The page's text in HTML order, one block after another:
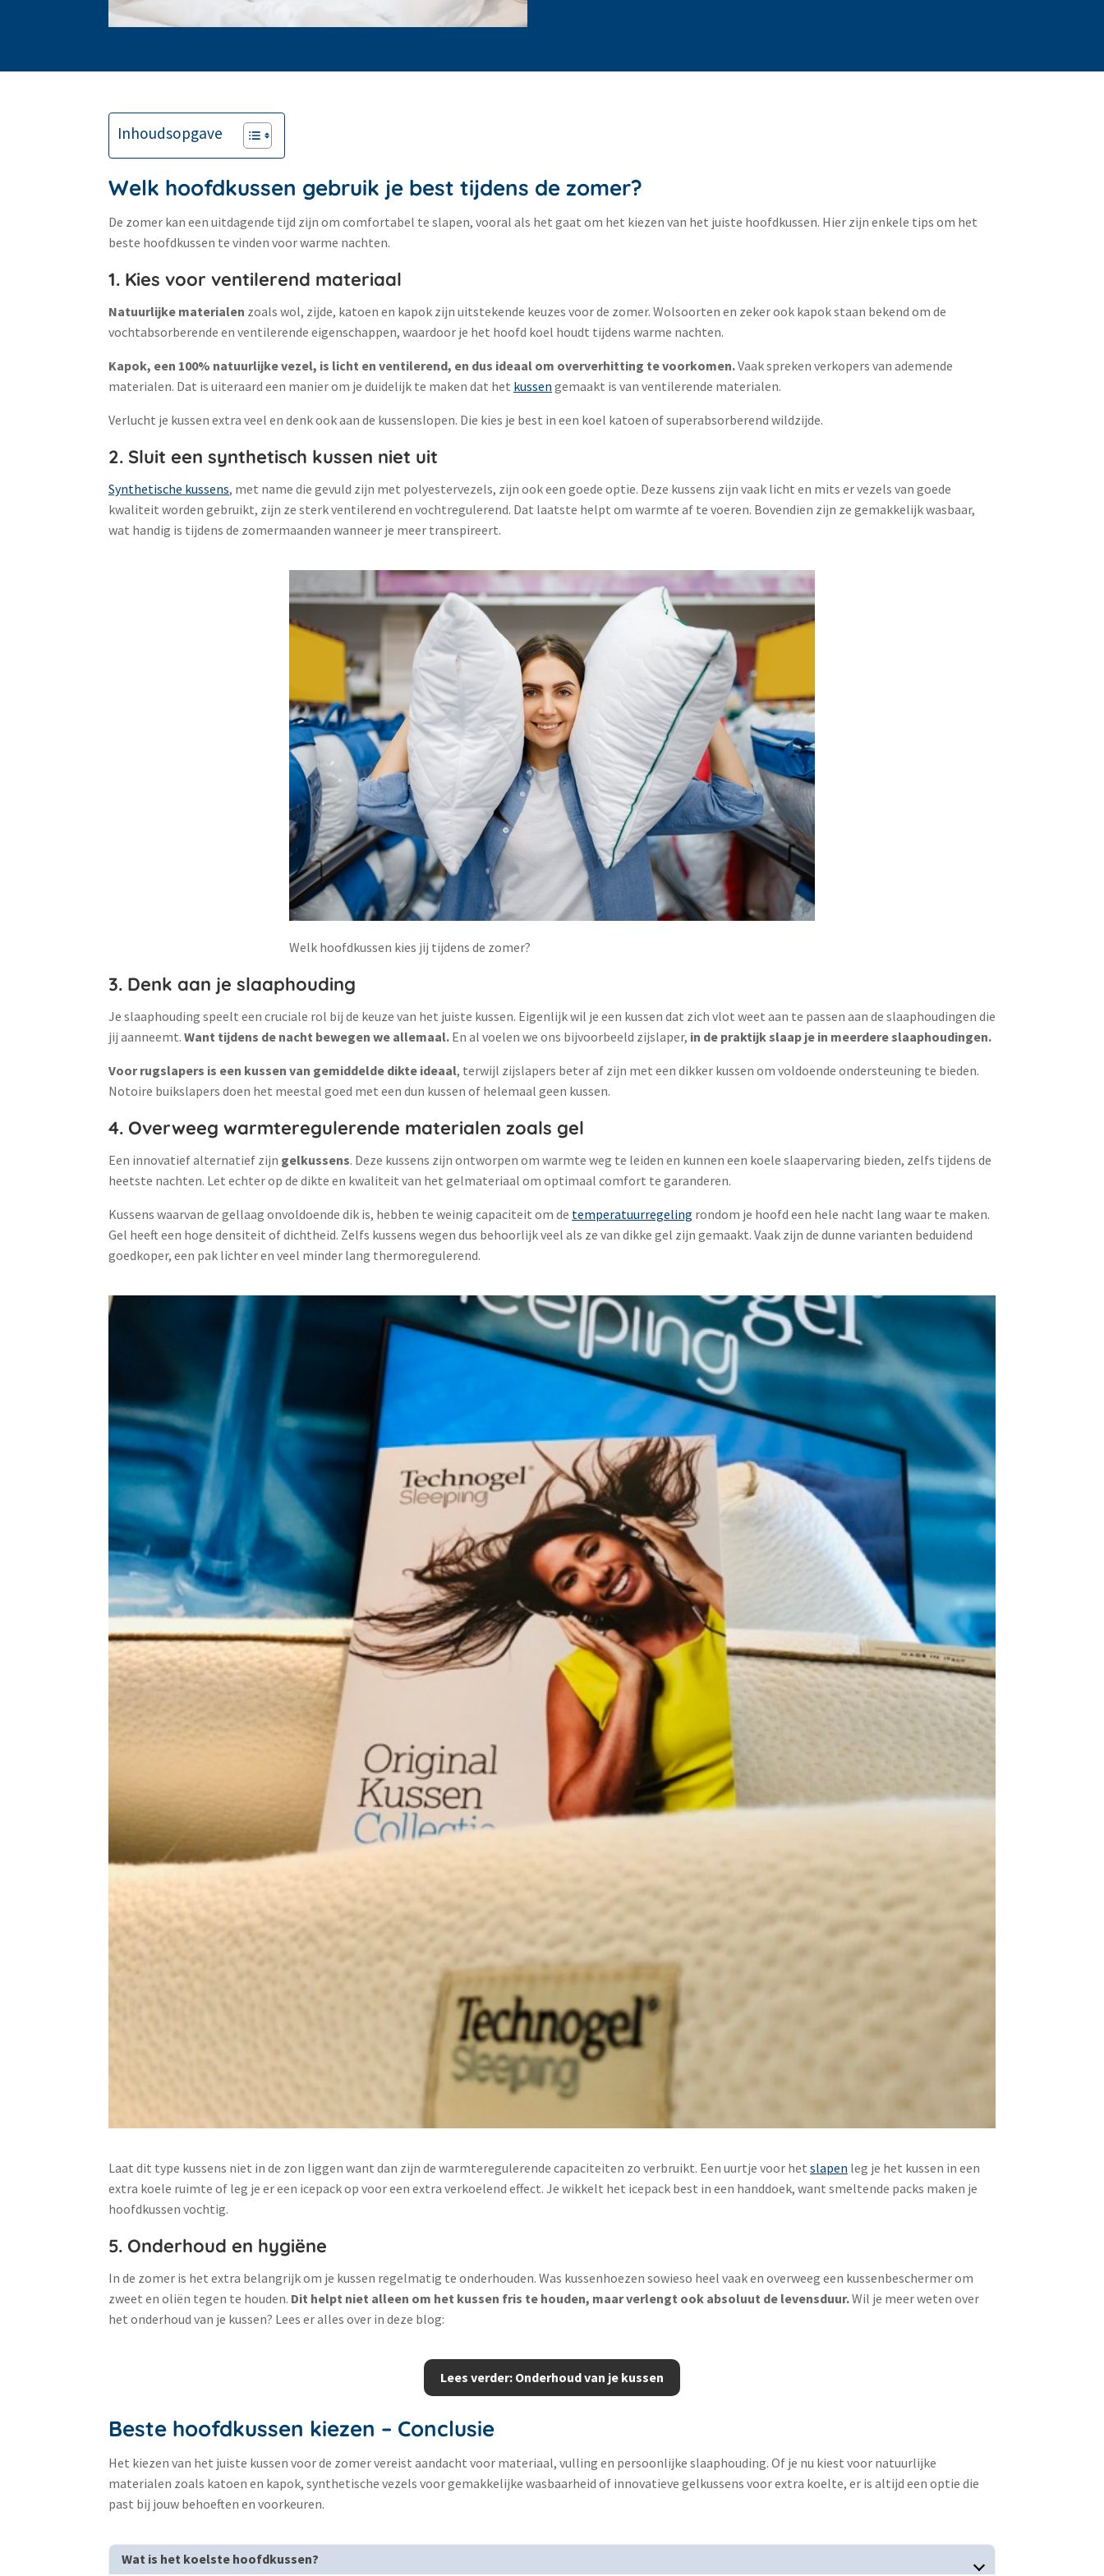
Inhoudsopgave
Welk hoofdkussen gebruik je best tijdens de zomer?
De zomer kan een uitdagende tijd zijn om comfortabel te slapen, vooral als het gaat om het kiezen van het juiste hoofdkussen. Hier zijn enkele tips om het
beste hoofdkussen te vinden voor warme nachten.
1. Kies voor ventilerend materiaal
Natuurlijke materialen zoals wol, zijde, katoen en kapok zijn uitstekende keuzes voor de zomer. Wolsoorten en zeker ook kapok staan bekend om de
vochtabsorberende en ventilerende eigenschappen, waardoor je het hoofd koel houdt tijdens warme nachten.
Kapok, een 100% natuurlijke vezel, is licht en ventilerend, en dus ideaal om oververhitting te voorkomen​.Vaak spreken verkopers van ademende
materialen. Dat is uiteraard een manier om je duidelijk te maken dat het kussen gemaakt is van ventilerende materialen.
Verlucht je kussen extra veel en denk ook aan de kussenslopen. Die kies je best in een koel katoen of superabsorberend wildzijde.
2. Sluit een synthetisch kussen niet uit
Synthetische kussens, met name die gevuld zijn met polyestervezels, zijn ook een goede optie. Deze kussens zijn vaak licht en mits er vezels van goede
kwaliteit worden gebruikt, zijn ze sterk ventilerend en vochtregulerend. Dat laatste helpt om warmte af te voeren. Bovendien zijn ze gemakkelijk wasbaar,
wat handig is tijdens de zomermaanden wanneer je meer transpireert​.
Welk hoofdkussen kies jij tijdens de zomer?
3. Denk aan je slaaphouding
Je slaaphouding speelt een cruciale rol bij de keuze van het juiste kussen. Eigenlijk wil je een kussen dat zich vlot weet aan te passen aan de slaaphoudingen die
jij aanneemt. Want tijdens de nacht bewegen we allemaal. En al voelen we ons bijvoorbeeld zijslaper, in de praktijk slaap je in meerdere slaaphoudingen.
Voor rugslapers is een kussen van gemiddelde dikte ideaal, terwijl zijslapers beter af zijn met een dikker kussen om voldoende ondersteuning te bieden.
Notoire buikslapers doen het meestal goed met een dun kussen of helemaal geen kussen​.
4. Overweeg warmteregulerende materialen zoals gel
Een innovatief alternatief zijn gelkussens. Deze kussens zijn ontworpen om warmte weg te leiden en kunnen een koele slaapervaring bieden, zelfs tijdens de
heetste nachten. Let echter op de dikte en kwaliteit van het gelmateriaal om optimaal comfort te garanderen​.
Kussens waarvan de gellaag onvoldoende dik is, hebben te weinig capaciteit om de temperatuurregeling rondom je hoofd een hele nacht lang waar te maken.
Gel heeft een hoge densiteit of dichtheid. Zelfs kussens wegen dus behoorlijk veel als ze van dikke gel zijn gemaakt. Vaak zijn de dunne varianten beduidend
goedkoper, een pak lichter en veel minder lang thermoregulerend.
Laat dit type kussens niet in de zon liggen want dan zijn de warmteregulerende capaciteiten zo verbruikt. Een uurtje voor het slapen leg je het kussen in een
extra koele ruimte of leg je er een icepack op voor een extra verkoelend effect. Je wikkelt het icepack best in een handdoek, want smeltende packs maken je
hoofdkussen vochtig.
5. Onderhoud en hygiëne
In de zomer is het extra belangrijk om je kussen regelmatig te onderhouden. Was kussenhoezen sowieso heel vaak en overweeg een kussenbeschermer om
zweet en oliën tegen te houden. Dit helpt niet alleen om het kussen fris te houden, maar verlengt ook absoluut de levensduur​.Wil je meer weten over
het onderhoud van je kussen? Lees er alles over in deze blog:
Lees verder: Onderhoud van je kussen
Beste hoofdkussen kiezen – Conclusie
Het kiezen van het juiste kussen voor de zomer vereist aandacht voor materiaal, vulling en persoonlijke slaaphouding. Of je nu kiest voor natuurlijke
materialen zoals katoen en kapok, synthetische vezels voor gemakkelijke wasbaarheid of innovatieve gelkussens voor extra koelte, er is altijd een optie die
past bij jouw behoeften en voorkeuren.
Wat is het koelste hoofdkussen?